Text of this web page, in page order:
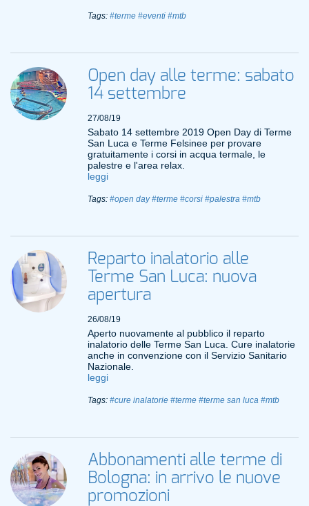
Tags: #terme #eventi #mtb
Open day alle terme: sabato
14 settembre
27/08/19
Sabato 14 settembre 2019 Open Day di Terme
San Luca e Terme Felsinee per provare
gratuitamente i corsi in acqua termale, le
palestre e l'area relax.
leggi
Tags: #open day #terme #corsi #palestra #mtb
Reparto inalatorio alle
Terme San Luca: nuova
apertura
26/08/19
Aperto nuovamente al pubblico il reparto
inalatorio delle Terme San Luca. Cure inalatorie
anche in convenzione con il Servizio Sanitario
Nazionale.
leggi
Tags: #cure inalatorie #terme #terme san luca #mtb
Abbonamenti alle terme di
Bologna: in arrivo le nuove
promozioni